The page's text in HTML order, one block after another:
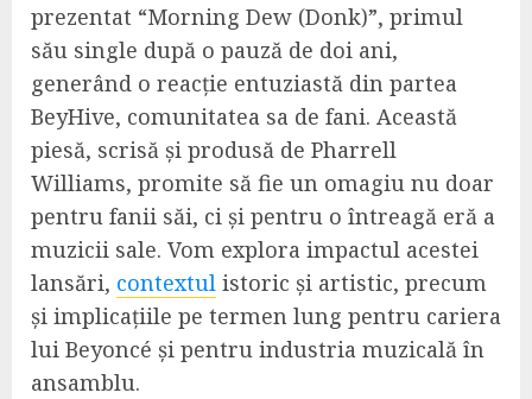
prezentat “Morning Dew (Donk)”, primul
său single după o pauză de doi ani,
generând o reacție entuziastă din partea
BeyHive, comunitatea sa de fani. Această
piesă, scrisă și produsă de Pharrell
Williams, promite să fie un omagiu nu doar
pentru fanii săi, ci și pentru o întreagă eră a
muzicii sale. Vom explora impactul acestei
lansări, contextul istoric și artistic, precum
și implicațiile pe termen lung pentru cariera
lui Beyoncé și pentru industria muzicală în
ansamblu.